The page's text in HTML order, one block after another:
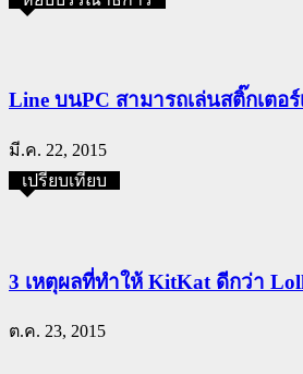
Line บนPC สามารถเล่นสติ๊กเตอ
มี.ค. 22, 2015
เปรียบเทียบ
3 เหตุผลที่ทำให้ KitKat ดีกว่า
ต.ค. 23, 2015